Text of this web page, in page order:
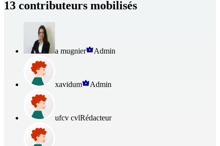
13 contributeurs mobilisés
a mugnier Admin
xavidum Admin
ufcv cvlRédacteur